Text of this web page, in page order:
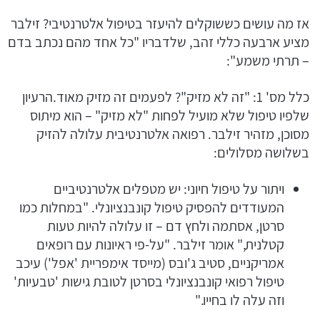
אז מה עושים כששוקלים להיעזר בטיפול אלטרנטיבי? זילבר
מציע ארבעה כללי זהב, שלדבריו "כל אחד מהם נכתב בדם
– תרתי משמע":
כלל מס' 1: "זה לא מזיק"? לפעמים זה מזיק מאוד.הרעיון
שלפיו טיפול שלא מועיל לפחות "לא מזיק" – הוא מיתוס
מסוכן, מזהיר זילבר. רפואה אלטרנטיבית עלולה להזיק
בשלושה מסלולים:
ויתור על טיפול חיוני: יש מטפלים אלטרנטיביים
המעודדים להפסיק טיפול קונבנציונלי. "במחלות כמו
סרטן, אסתמה ולחץ דם – זו עלולה להיות טעות
קטלנית," אומר זילבר. "על-פי ראיונות עם רופאים
אמריקניים, סטיב ג'ובס (מייסד אימפריית 'אפל') עיכב
טיפול רפואי קונבנציונלי בסרטן לטובת גישות 'טבעיות'
וזה עלה לו בחייו."